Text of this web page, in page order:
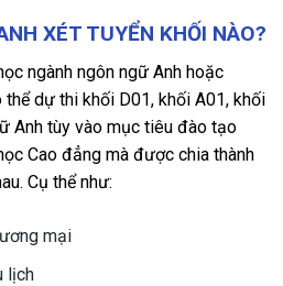
XÉT TUYỂN KHỐI NÀO?
ngành ngôn ngữ Anh hoặc
dự thi khối D01, khối A01, khối
Anh tùy vào mục tiêu đào tạo
Cao đẳng mà được chia thành
Cụ thể như:
mại
lịch